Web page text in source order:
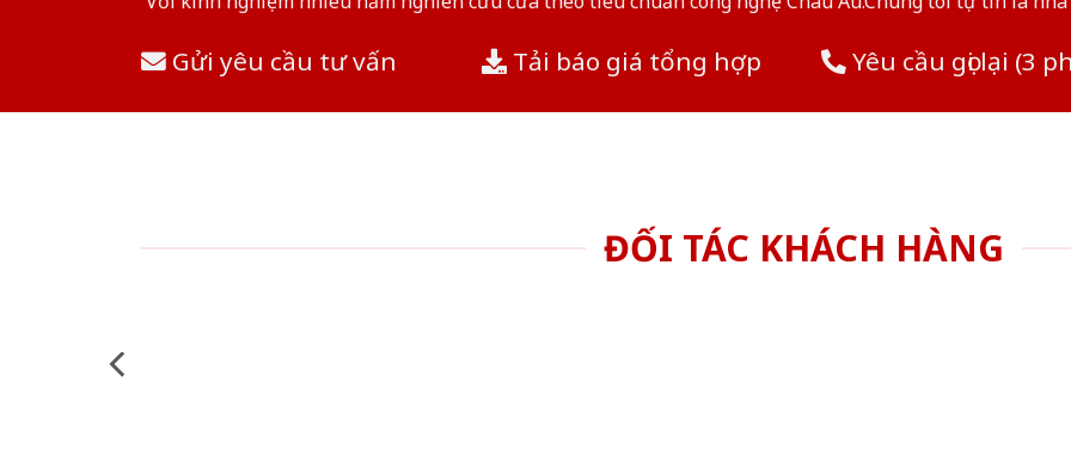
Gửi yêu cầu tư vấn Tải báo giá tổng hợp Yêu cầu gọi lại (3
ĐỐI TÁC KHÁCH HÀNG